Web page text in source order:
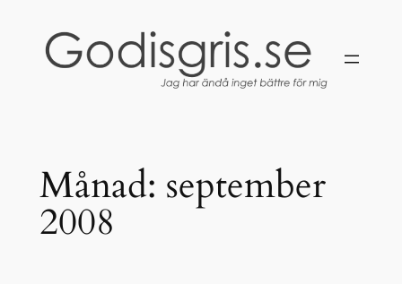
innehåll
Månad: september
2008